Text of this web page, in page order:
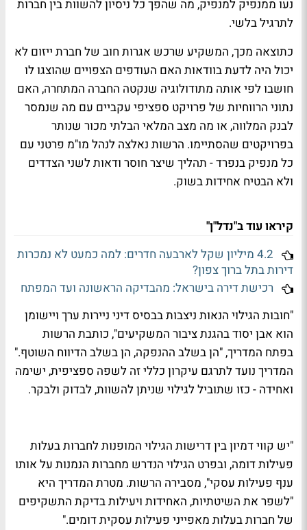
נעו ממנפיק למנפיק, מה שהפך כל ניסיון להשוות בין חברות
לתרגיל בלשי.
כתוצאה מכך, המשקיע שרכש אגרות חוב של חברת ייזום לא
יכול היה לדעת בוודאות האם העודפים הצפויים שהוצגו לו
חושבו לפי אותה מתודולוגיה שנקטה החברה המתחרה, האם
נתוני הרווחיות של פרויקט ספציפי עקביים עם מה שנמסר
לבנק המלווה, או מה מצב המלאי הבלתי מכור שנותר
בפרויקטים שהסתיימו. הרשות נאלצה לנהל מו"מ פרטני עם
כל מנפיק בנפרד - תהליך שיצר חוסר ודאות לשני הצדדים
ולא הבטיח אחידות בשוק.
קיראו עוד ב"נדל"ן"
4.2 מיליון שקל לארבעה חדרים: למה כמעט לא נמכרות
דירות בתל ברוך צפון?
רכישת דירה בישראל: מהבדיקה הראשונה ועד המפתח
"חובות הגילוי הנאות ניצבות בבסיס דיני ניירות ערך ויישומן
הוא אבן יסוד בהגנת ציבור המשקיעים", כותבת הרשות
בפתח המדריך, "הן בשלב ההנפקה, הן בשלב הדיווח השוטף."
המדריך נועד לתרגם עיקרון כללי זה לשפה ספציפית, ישימה
ואחידה - כזו שתוביל לגילוי שניתן להשוות, לבדוק ולבקר.
"יש קווי דמיון בין דרישות הגילוי המופנות לחברות בעלות
פעילות דומה, ובפרט הגילוי הנדרש מחברות הנמנות על אותו
ענף פעילות עסקי", מסבירה הרשות. מטרת המדריך היא
"לשפר את השיטתיות, האחידות ויעילות בדיקת התשקיפים
של חברות בעלות מאפייני פעילות עסקית דומים."